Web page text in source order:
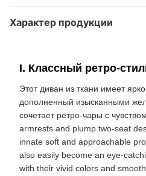
Характер продукции
I. Классный ретро-
Этот диван из ткани имеет
дополненный изысканными
сочетает ретро-чары с
armrests and plump two-seat
innate soft and approachable
also easily become an eye-
with their vivid colors and